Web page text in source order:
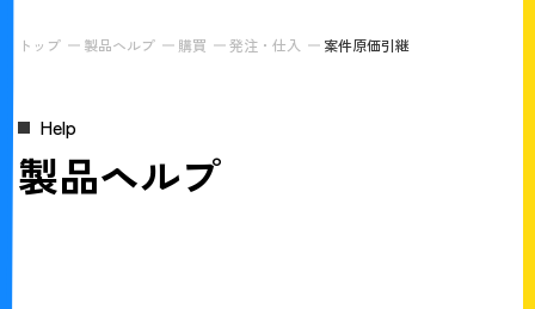
トップ 製品ヘルプ 購買 発注・仕入 案件原価引継
Help
製品ヘルプ